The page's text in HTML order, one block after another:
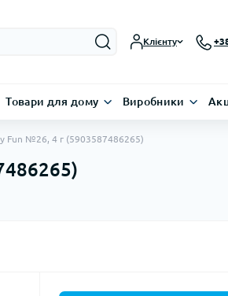
Клієнту
Товари для дому Виробники
Fun №26, 4 г (5903587486265)